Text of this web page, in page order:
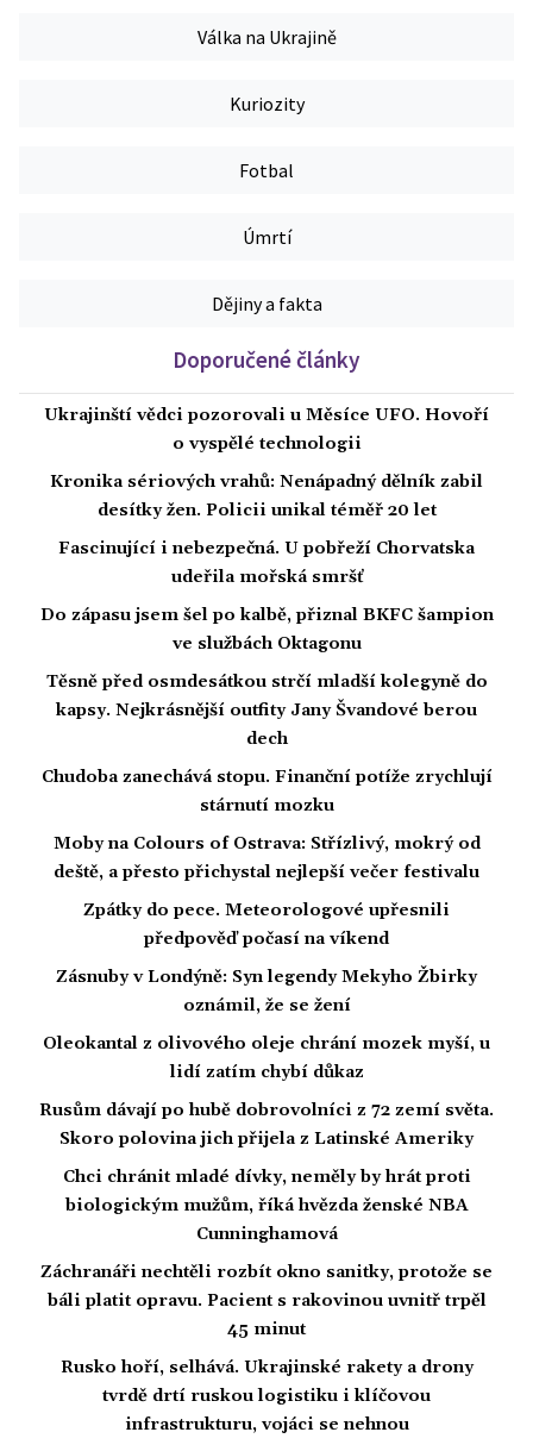
Válka na Ukrajině
Kuriozity
Fotbal
Úmrtí
Dějiny a fakta
Doporučené články
Ukrajinští vědci pozorovali u Měsíce UFO. Hovoří
o vyspělé technologii
Kronika sériových vrahů: Nenápadný dělník zabil
desítky žen. Policii unikal téměř 20 let
Fascinující i nebezpečná. U pobřeží Chorvatska
udeřila mořská smršť
Do zápasu jsem šel po kalbě, přiznal BKFC šampion
ve službách Oktagonu
Těsně před osmdesátkou strčí mladší kolegyně do
kapsy. Nejkrásnější outfity Jany Švandové berou
dech
Chudoba zanechává stopu. Finanční potíže zrychlují
stárnutí mozku
Moby na Colours of Ostrava: Střízlivý, mokrý od
deště, a přesto přichystal nejlepší večer festivalu
Zpátky do pece. Meteorologové upřesnili
předpověď počasí na víkend
Zásnuby v Londýně: Syn legendy Mekyho Žbirky
oznámil, že se žení
Oleokantal z olivového oleje chrání mozek myší, u
lidí zatím chybí důkaz
Rusům dávají po hubě dobrovolníci z 72 zemí světa.
Skoro polovina jich přijela z Latinské Ameriky
Chci chránit mladé dívky, neměly by hrát proti
biologickým mužům, říká hvězda ženské NBA
Cunninghamová
Záchranáři nechtěli rozbít okno sanitky, protože se
báli platit opravu. Pacient s rakovinou uvnitř trpěl
45 minut
Rusko hoří, selhává. Ukrajinské rakety a drony
tvrdě drtí ruskou logistiku i klíčovou
infrastrukturu, vojáci se nehnou